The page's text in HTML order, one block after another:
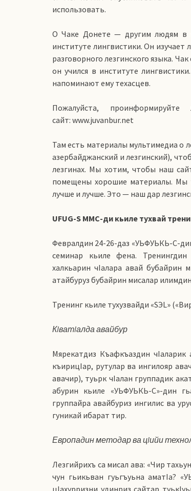
использовать.
О Чаке Донете — другим людям в
институте лингвистики. Он изучает
разговорного лезгинского языка.
он учился в институте
напоминают ему техасцев.
Пожалуйста,
сайт: www.juvanbur.net
Там есть материалы мультимедиа о
азербайджанский и лезгинский),
лезгинах. Мы хотим, чтобы наш
помещены хорошие материалы. Мы
лучше и лучше. Это — наш дар
UFUG-S ММС-ди кьиле тухвай
Февралдин 24-26-даз «УЬФУЬКЬ-С-
семинар кьиле фена.
халкьарин чIалара авай бубайрин
атайбуруз бубайрин мисалар
Тренинг кьиле тухузвайди «SЭL»
КIватIалда авайбур
Мярекатдиз Къафкъаздин чIаларик
къирицIар, рутулар ва ингилояр
авачир), туьрк чIалан группадик
абурин кьиле «УЬФУЬКЬ-С»-дин
группайра авайбуриз ингилис ва
гуникай ибарат тир.
Европадин методар ва цIийи
Лезгийрихъ са мисал ава: «Чир
чун гьикьван гуьгъуьна аматIа?
цIахурризни удинриз сайтар